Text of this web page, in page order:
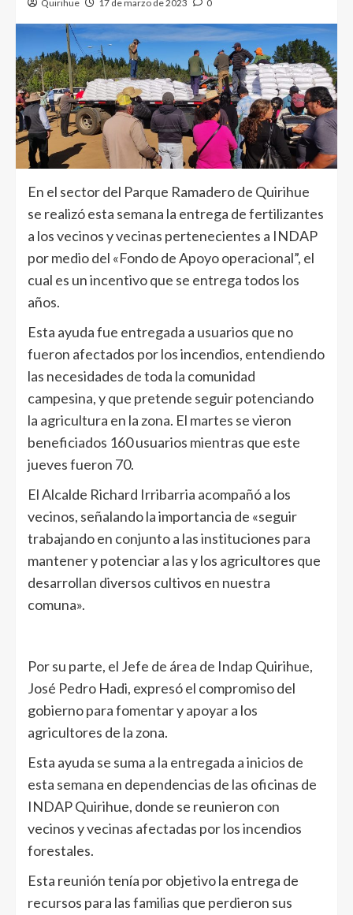
Quirihue 17 de marzo de 2023 0
En el sector del Parque Ramadero de Quirihue
se realizó esta semana la entrega de fertilizantes
a los vecinos y vecinas pertenecientes a INDAP
por medio del «Fondo de Apoyo operacional”, el
cual es un incentivo que se entrega todos los
años.
Esta ayuda fue entregada a usuarios que no
fueron afectados por los incendios, entendiendo
las necesidades de toda la comunidad
campesina, y que pretende seguir potenciando
la agricultura en la zona. El martes se vieron
beneficiados 160 usuarios mientras que este
jueves fueron 70.
El Alcalde Richard Irribarria acompañó a los
vecinos, señalando la importancia de «seguir
trabajando en conjunto a las instituciones para
mantener y potenciar a las y los agricultores que
desarrollan diversos cultivos en nuestra
comuna».
Por su parte, el Jefe de área de Indap Quirihue,
José Pedro Hadi, expresó el compromiso del
gobierno para fomentar y apoyar a los
agricultores de la zona.
Esta ayuda se suma a la entregada a inicios de
esta semana en dependencias de las oficinas de
INDAP Quirihue, donde se reunieron con
vecinos y vecinas afectadas por los incendios
forestales.
Esta reunión tenía por objetivo la entrega de
recursos para las familias que perdieron sus